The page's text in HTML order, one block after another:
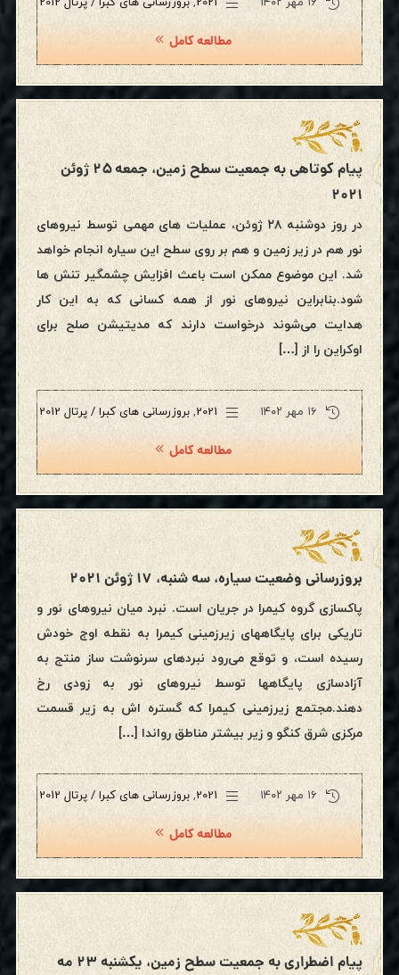
مطالعه کامل
پیام کوتاهی به جمعیت سطح زمین، جمعه ۲۵ ژوئن
۲۰۲۱
در روز دوشنبه ۲۸ ژوئن، عملیات های مهمی توسط نیروهای
نور هم در زیر زمین و هم بر روی سطح این سیاره انجام خواهد
شد‌‌. این موضوع ممکن است باعث افزایش چشمگیر تنش ها
شود.بنابراین نیروهای نور از همه کسانی که به این کار
هدایت می‌شوند درخواست دارند که مدیتیشن صلح برای
اوکراین را از […]
۱۶ مهر ۱۴۰۲ 2021
, بروزرسانی های کبرا / پرتال 2012
مطالعه کامل
بروزرسانی وضعیت سیاره، سه شنبه، ۱۷ ژوئن ۲۰۲۱
پاکسازی گروه کیمرا در جریان است. نبرد میان نیروهای نور و
تاریکی برای پایگاههای زیرزمینی کیمرا به نقطه اوج خودش
رسیده است‌، و توقع می‌رود نبردهای سرنوشت ساز منتج به
آزادسازی پایگاهها توسط نیروهای نور به زودی رخ
دهند.مجتمع زیرزمینی کیمرا که گستره اش به زیر قسمت
مرکزی شرق کنگو و زیر بیشتر مناطق رواندا […]
۱۶ مهر ۱۴۰۲ 2021
, بروزرسانی های کبرا / پرتال 2012
مطالعه کامل
پیام اضطراری به جمعیت سطح زمین، یکشنبه ۲۳ مه